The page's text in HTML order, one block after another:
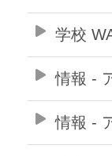
学校
情報 -
情報 -